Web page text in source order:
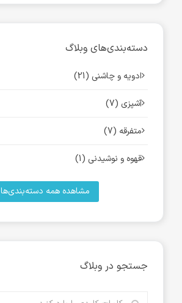
دسته‌بندی‌های وبلاگ
ادویه و چاشنی (21)
آشپزی (7)
متفرقه (7)
قهوه و نوشیدنی (1)
مشاهده همه دسته‌بندی‌ها
جستجو در وبلاگ